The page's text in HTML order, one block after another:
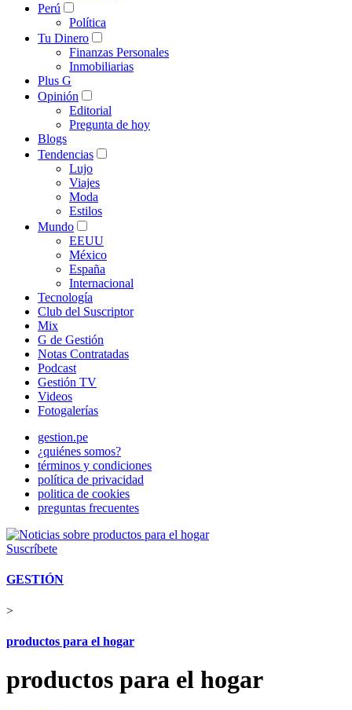
Perú
Política
Tu Dinero
Finanzas Personales
Inmobiliarias
Plus G
Opinión
Editorial
Pregunta de hoy
Blogs
Tendencias
Lujo
Viajes
Moda
Estilos
Mundo
EEUU
México
España
Internacional
Tecnología
Club del Suscriptor
Mix
G de Gestión
Notas Contratadas
Podcast
Gestión TV
Videos
Fotogalerías
gestion.pe
¿quiénes somos?
términos y condiciones
política de privacidad
politica de cookies
preguntas frecuentes
Suscríbete
GESTIÓN
>
productos para el hogar
productos para el hogar